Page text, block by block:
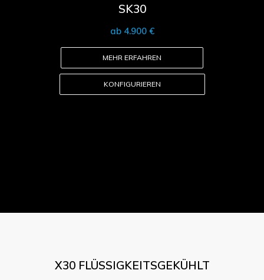
SK30
ab 4.900 €
MEHR ERFAHREN
KONFIGURIEREN
X30 FLÜSSIGKEITSGEKÜHLT